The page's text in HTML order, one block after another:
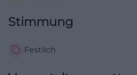
Stimmung
Festlich